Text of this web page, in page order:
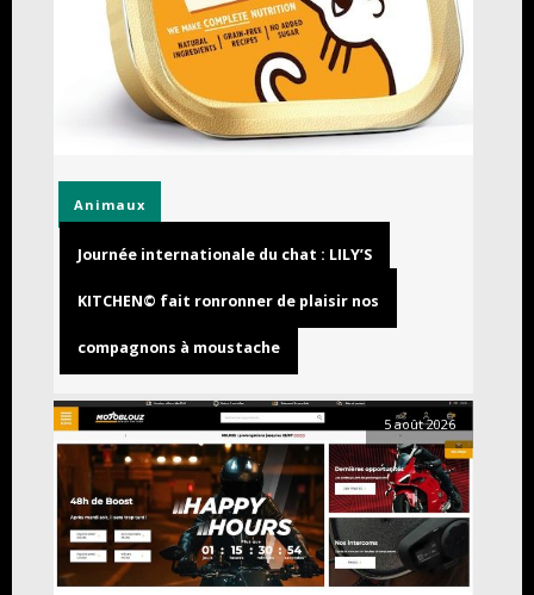
Animaux
Journée internationale du chat : LILY’S
KITCHEN© fait ronronner de plaisir nos
compagnons à moustache
5 août 2026